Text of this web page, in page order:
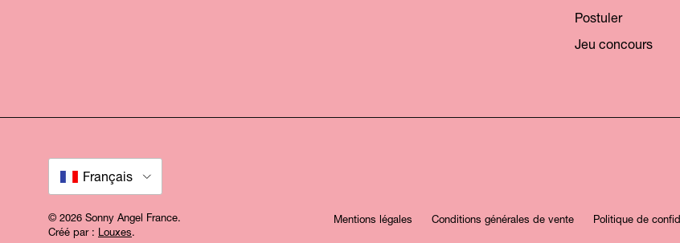
Postuler
Jeu concours
Mentions légales Conditions générales de vente Politique de
Français
© 2026 Sonny Angel France.
Créé par : Louxes.